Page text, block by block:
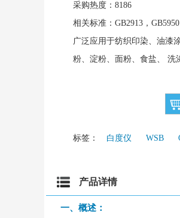
采购热度：8186
相关标准：GB2913，
广泛应用于纺织印染、油漆
粉、淀粉、面粉、食盐、 洗
标签： 白度仪 WSB
产品详情
一、概述：